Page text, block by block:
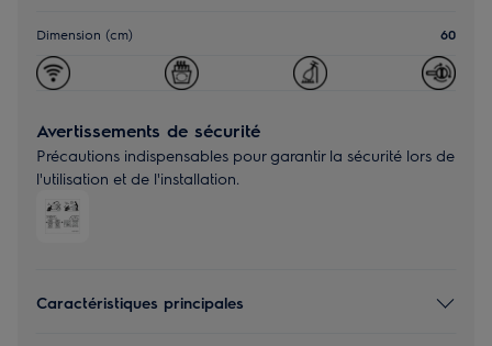
Dimension (cm) 60
Avertissements de sécurité
Précautions indispensables pour garantir la sécurité lors de
l'utilisation et de l'installation.
Caractéristiques principales